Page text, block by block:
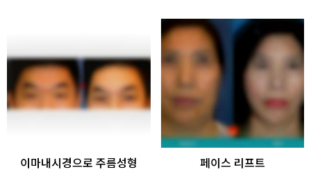
이마내시경으로 주름성형 페이스 리프트